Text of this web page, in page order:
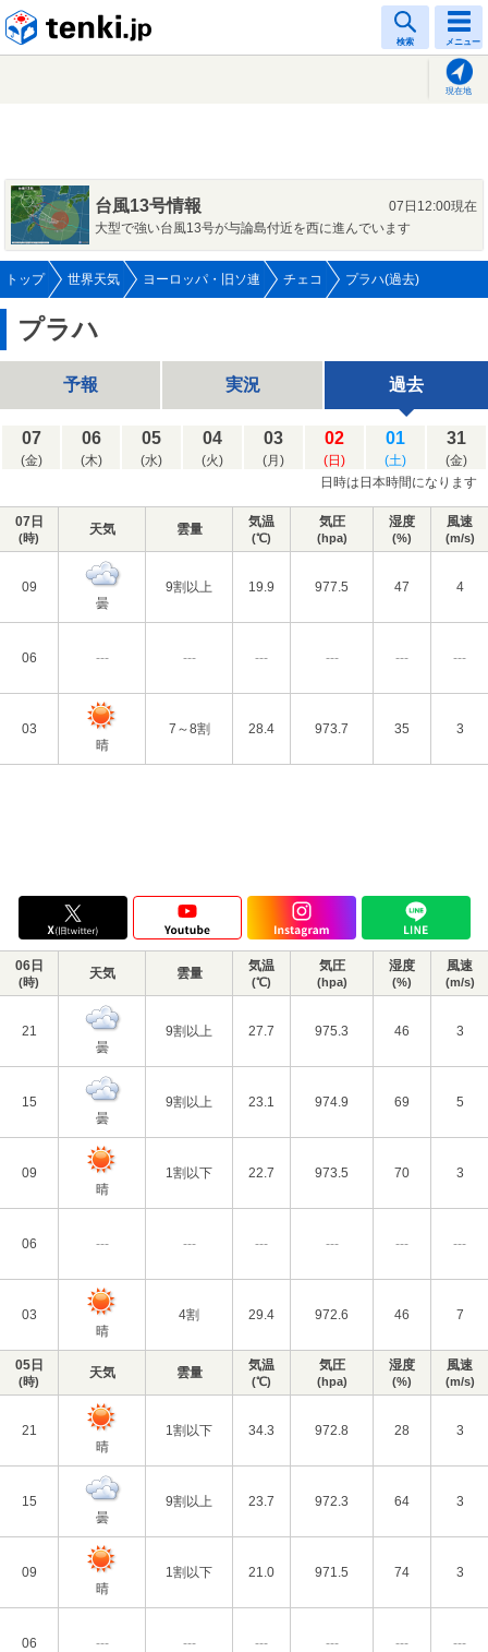
検索 メニュー
現在地
台風13号情報
07日12:00現在
大型で強い台風13号が与論島付近を西に進んでいます
トップ 世界天気 ヨーロッパ・旧ソ連 チェコ プラハ(過去)
プラハ
予報 実況 過去
07
(金)
06
(木)
05
(水)
04
(火)
03
(月)
02
(日)
01
(土)
31
(金)
日時は日本時間になります
07日
(時)
天気 雲量 気温
(℃)
気圧
(hpa)
湿度
(%)
風速
(m/s)
09
曇
9割以上 19.9 977.5 47 4
06 --- --- --- --- --- ---
03
晴
7～8割 28.4 973.7 35 3
06日
(時)
天気 雲量 気温
(℃)
気圧
(hpa)
湿度
(%)
風速
(m/s)
21
曇
9割以上 27.7 975.3 46 3
15
曇
9割以上 23.1 974.9 69 5
09
晴
1割以下 22.7 973.5 70 3
06 --- --- --- --- --- ---
03
晴
4割 29.4 972.6 46 7
05日
(時)
天気 雲量 気温
(℃)
気圧
(hpa)
湿度
(%)
風速
(m/s)
21
晴
1割以下 34.3 972.8 28 3
15
曇
9割以上 23.7 972.3 64 3
09
晴
1割以下 21.0 971.5 74 3
06 --- --- --- --- --- ---